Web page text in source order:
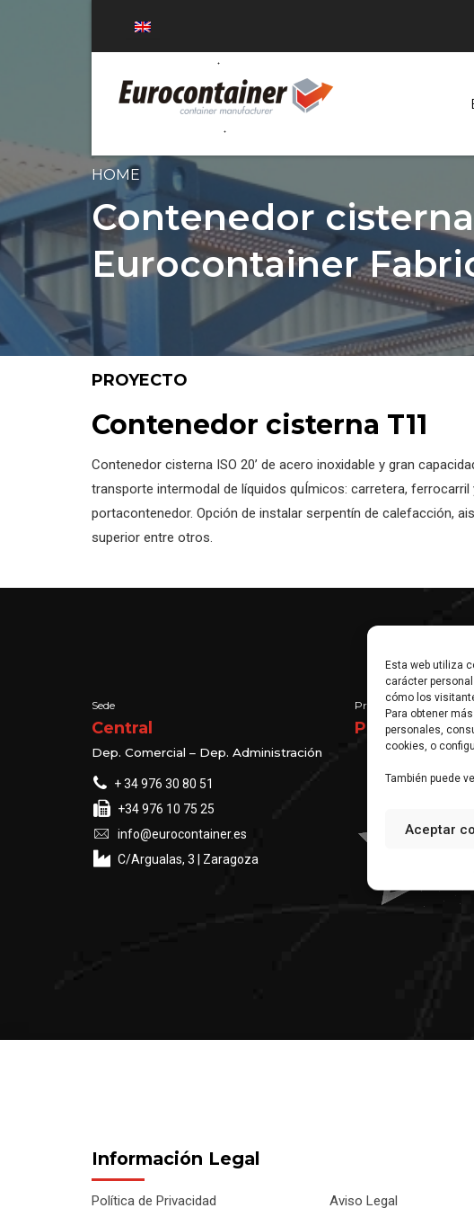
Esta web utiliza
carácter
cómo los
Para obtener
personales,
cookies, o
También puede
Aceptar
HOME
Contenedor cisterna
Eurocontainer
PROYECTO
Contenedor cisterna T11
Contenedor cisterna ISO 20’ de acero inoxidable y gran
transporte intermodal de líquidos quÍmicos: carretera, ferrocarril
portacontenedor. Opción de instalar serpentín de calefacción,
superior entre otros.
Sede
Central
Dep. Comercial – Dep. Administración
+ 34 976 30 80 51
+34 976 10 75 25
info@eurocontainer.es
C/Argualas, 3 | Zaragoza
Proveedores globales
Premio
Información Legal
Política de Privacidad Aviso Legal